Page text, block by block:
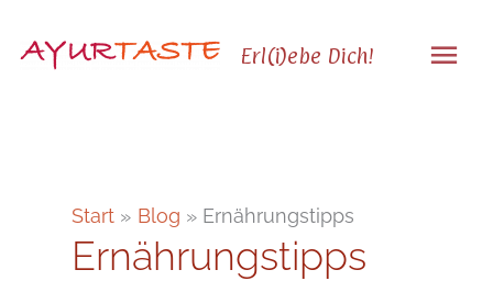
Inhalt
Erl(i)ebe Dich!
Start Blog Ernährungstipps
Ernährungstipps